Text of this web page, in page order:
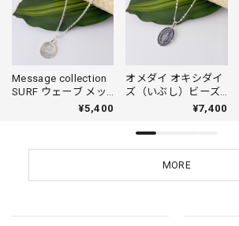
Message collection
SURF ウェーブ メッ
¥5,400
オメダイ オキシダイ
ズ（いぶし）ビーズ
チェーンネックレス
¥7,400
MORE